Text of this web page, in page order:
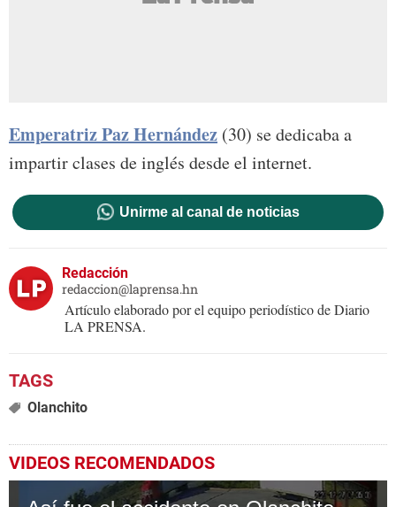
Emperatriz Paz Hernández (30) se dedicaba a
impartir clases de inglés desde el internet.
Unirme al canal de noticias
Redacción
redaccion@laprensa.hn
Artículo elaborado por el equipo periodístico de Diario
LA PRENSA.
Olanchito
VIDEOS RECOMENDADOS